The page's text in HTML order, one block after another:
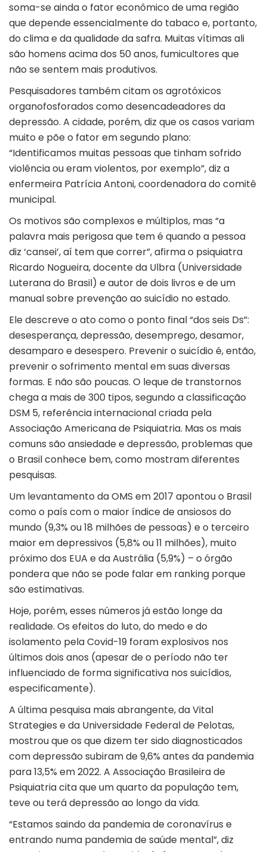
soma-se ainda o fator econômico de uma região
que depende essencialmente do tabaco e, portanto,
do clima e da qualidade da safra. Muitas vítimas ali
são homens acima dos 50 anos, fumicultores que
não se sentem mais produtivos.
Pesquisadores também citam os agrotóxicos
organofosforados como desencadeadores da
depressão. A cidade, porém, diz que os casos variam
muito e põe o fator em segundo plano:
“Identificamos muitas pessoas que tinham sofrido
violência ou eram violentos, por exemplo”, diz a
enfermeira Patrícia Antoni, coordenadora do comitê
municipal.
Os motivos são complexos e múltiplos, mas “a
palavra mais perigosa que tem é quando a pessoa
diz ‘cansei’, aí tem que correr”, afirma o psiquiatra
Ricardo Nogueira, docente da Ulbra (Universidade
Luterana do Brasil) e autor de dois livros e de um
manual sobre prevenção ao suicídio no estado.
Ele descreve o ato como o ponto final “dos seis Ds”:
desesperança, depressão, desemprego, desamor,
desamparo e desespero. Prevenir o suicídio é, então,
prevenir o sofrimento mental em suas diversas
formas. E não são poucas. O leque de transtornos
chega a mais de 300 tipos, segundo a classificação
DSM 5, referência internacional criada pela
Associação Americana de Psiquiatria. Mas os mais
comuns são ansiedade e depressão, problemas que
o Brasil conhece bem, como mostram diferentes
pesquisas.
Um levantamento da OMS em 2017 apontou o Brasil
como o país com o maior índice de ansiosos do
mundo (9,3% ou 18 milhões de pessoas) e o terceiro
maior em depressivos (5,8% ou 11 milhões), muito
próximo dos EUA e da Austrália (5,9%) – o órgão
pondera que não se pode falar em ranking porque
são estimativas.
Hoje, porém, esses números já estão longe da
realidade. Os efeitos do luto, do medo e do
isolamento pela Covid-19 foram explosivos nos
últimos dois anos (apesar de o período não ter
influenciado de forma significativa nos suicídios,
especificamente).
A última pesquisa mais abrangente, da Vital
Strategies e da Universidade Federal de Pelotas,
mostrou que os que dizem ter sido diagnosticados
com depressão subiram de 9,6% antes da pandemia
para 13,5% em 2022. A Associação Brasileira de
Psiquiatria cita que um quarto da população tem,
teve ou terá depressão ao longo da vida.
“Estamos saindo da pandemia de coronavírus e
entrando numa pandemia de saúde mental”, diz